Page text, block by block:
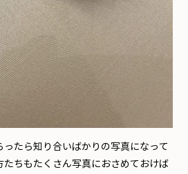
ったら知り合いばかりの写真になって
たちもたくさん写真におさめておけば